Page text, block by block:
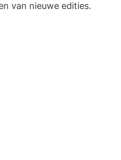
van nieuwe edities.